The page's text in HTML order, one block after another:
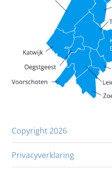
Copyright 2026
Privacyverklaring